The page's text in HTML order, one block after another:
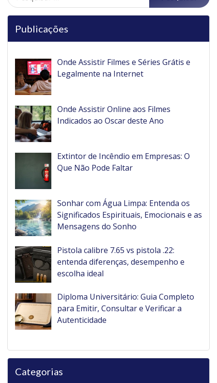
por:
Publicações
Onde Assistir Filmes e Séries Grátis e
Legalmente na Internet
Onde Assistir Online aos Filmes
Indicados ao Oscar deste Ano
Extintor de Incêndio em Empresas: O
Que Não Pode Faltar
Sonhar com Água Limpa: Entenda os
Significados Espirituais, Emocionais e as
Mensagens do Sonho
Pistola calibre 7.65 vs pistola .22:
entenda diferenças, desempenho e
escolha ideal
Diploma Universitário: Guia Completo
para Emitir, Consultar e Verificar a
Autenticidade
Categorias